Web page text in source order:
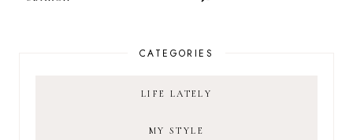
CATEGORIES
LIFE LATELY
MY STYLE